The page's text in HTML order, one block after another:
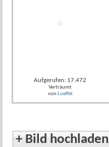
Aufgerufen: 17.472
Verträumt
von Loeffel
+ Bild hochladen